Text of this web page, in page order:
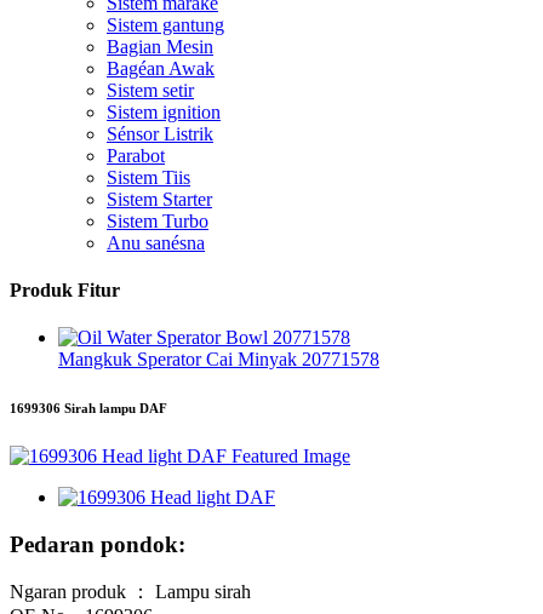
Sistem gantung
Bagian Mesin
Bagéan Awak
Sistem setir
Sistem ignition
Sénsor Listrik
Parabot
Sistem Tiis
Sistem Starter
Sistem Turbo
Anu sanésna
Produk Fitur
Mangkuk Sperator Cai Minyak 20771578
1699306 Sirah lampu DAF
Pedaran pondok:
Ngaran produk ： Lampu sirah